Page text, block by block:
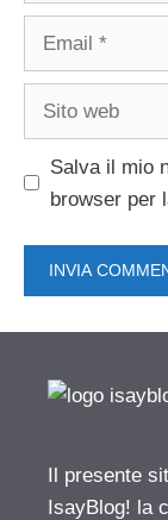
Salva il mio
browser per
Il presente
IsayBlog! la